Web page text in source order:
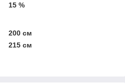
15 %
200 см
215 см